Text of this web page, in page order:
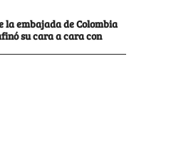
la embajada de Colombia
su cara a cara con